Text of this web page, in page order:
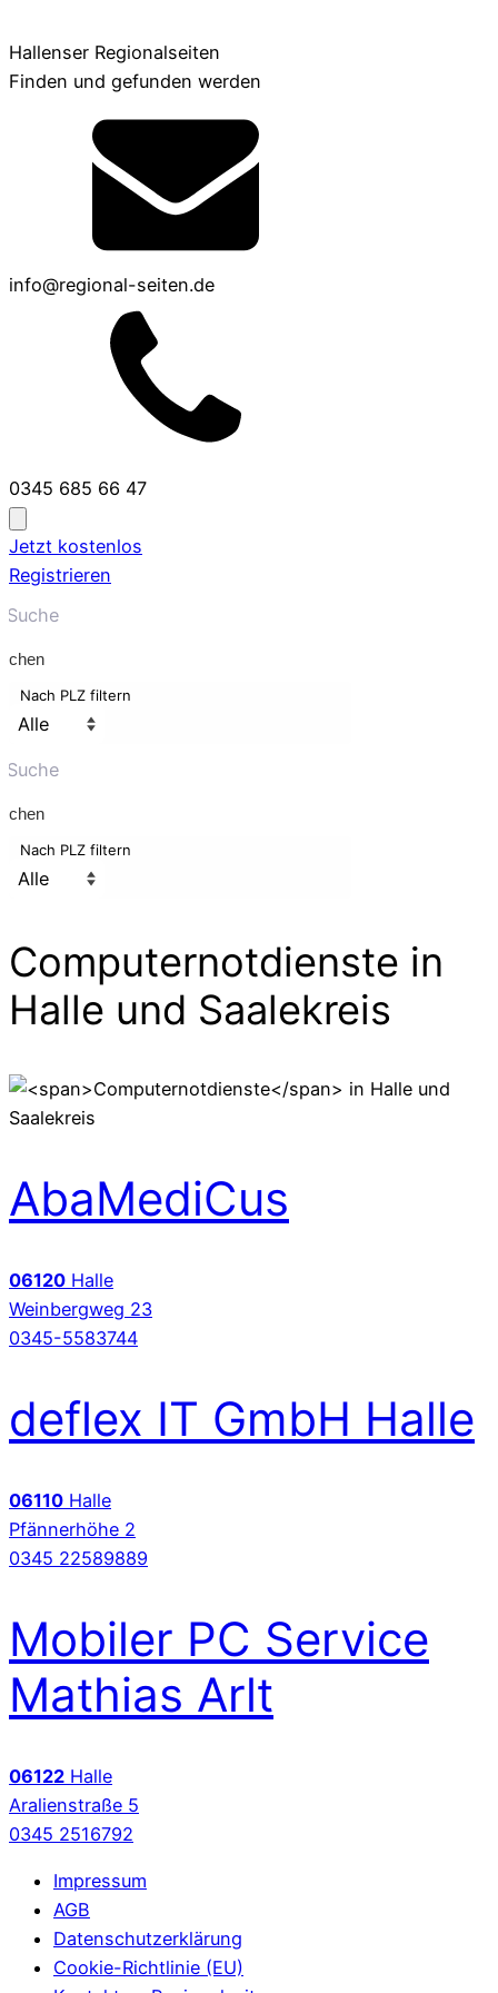
Hallenser Regionalseiten
Finden und gefunden werden
info@regional-seiten.de
0345 685 66 47
Jetzt kostenlos
Registrieren
Nach PLZ filtern
Nach PLZ filtern
Computernotdienste in
Halle und Saalekreis
AbaMediCus
06120 Halle
Weinbergweg 23
0345-5583744
deflex IT GmbH Halle
06110 Halle
Pfännerhöhe 2
0345 22589889
Mobiler PC Service
Mathias Arlt
06122 Halle
Aralienstraße 5
0345 2516792
Impressum
AGB
Datenschutzerklärung
Cookie-Richtlinie (EU)